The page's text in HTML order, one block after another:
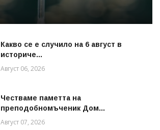
Какво се е случило на 6 август в
историче...
Август 06, 2026
Честваме паметта на
преподобномъченик Дом...
Август 07, 2026